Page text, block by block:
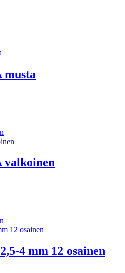
4 mm 12 osainen